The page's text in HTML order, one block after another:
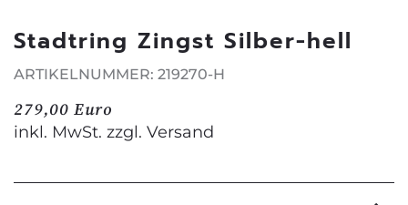
Stadtring Zingst Silber-hell
ARTIKELNUMMER: 219270-H
279,00 Euro
inkl. MwSt. zzgl. Versand